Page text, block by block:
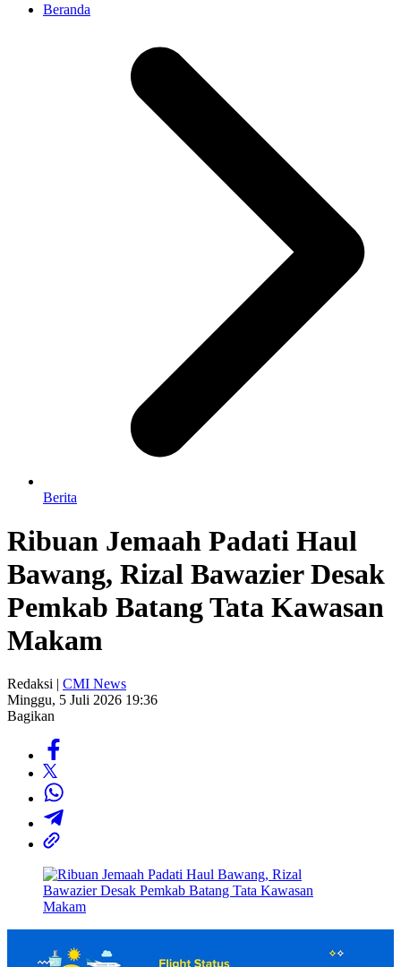
Beranda
Berita
Ribuan Jemaah Padati Haul
Bawang, Rizal Bawazier Desak
Pemkab Batang Tata Kawasan
Makam
Redaksi | CMI News
Minggu, 5 Juli 2026 19:36
Bagikan